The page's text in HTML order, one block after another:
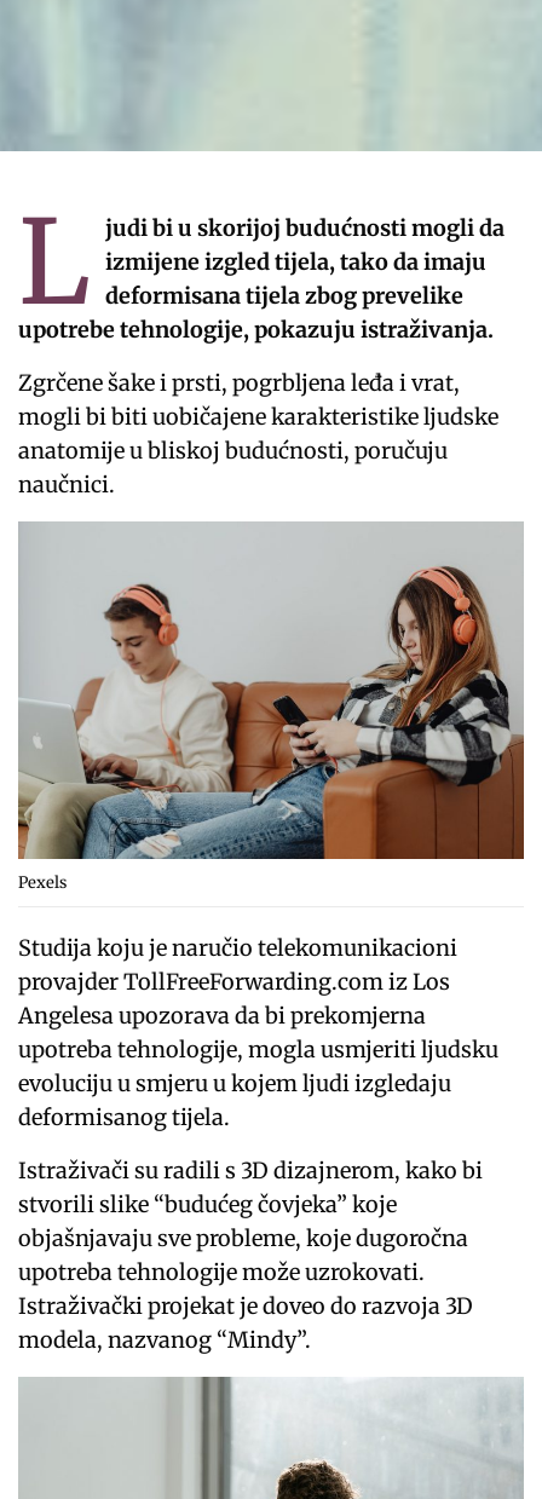
L
judi bi u skorijoj budućnosti mogli da
izmijene izgled tijela, tako da imaju
deformisana tijela zbog prevelike
upotrebe tehnologije, pokazuju istraživanja.
Zgrčene šake i prsti, pogrbljena leđa i vrat,
mogli bi biti uobičajene karakteristike ljudske
anatomije u bliskoj budućnosti, poručuju
naučnici.
Pexels
Studija koju je naručio telekomunikacioni
provajder TollFreeForwarding.com iz Los
Angelesa upozorava da bi prekomjerna
upotreba tehnologije, mogla usmjeriti ljudsku
evoluciju u smjeru u kojem ljudi izgledaju
deformisanog tijela.
Istraživači su radili s 3D dizajnerom, kako bi
stvorili slike “budućeg čovjeka” koje
objašnjavaju sve probleme, koje dugoročna
upotreba tehnologije može uzrokovati.
Istraživački projekat je doveo do razvoja 3D
modela, nazvanog “Mindy”.